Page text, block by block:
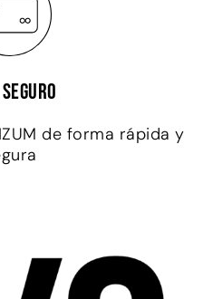
seguro
de forma rápida y